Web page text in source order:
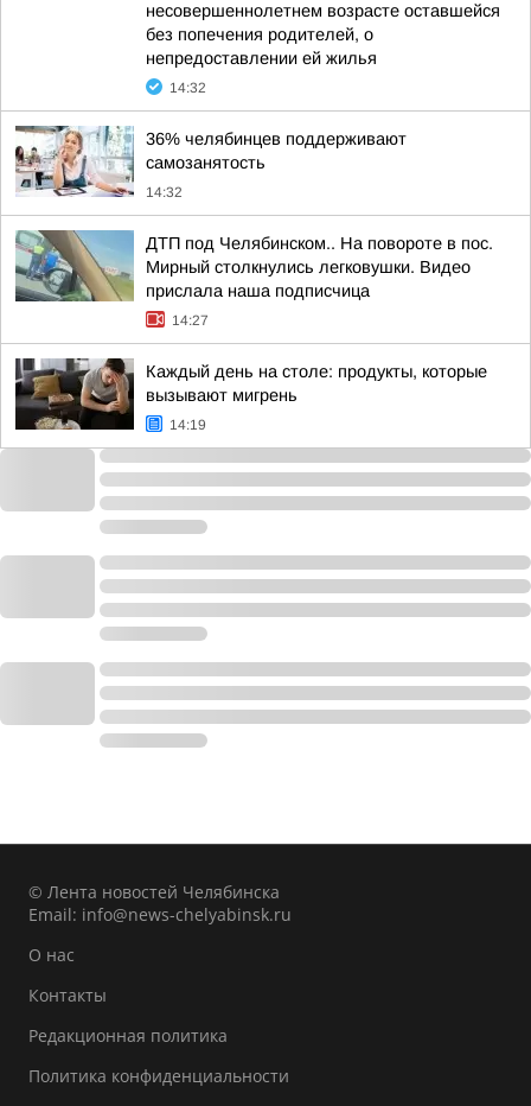
несовершеннолетнем возрасте оставшейся
без попечения родителей, о
непредоставлении ей жилья
14:32
36% челябинцев поддерживают
самозанятость
14:32
ДТП под Челябинском.. На повороте в пос.
Мирный столкнулись легковушки. Видео
прислала наша подписчица
14:27
Каждый день на столе: продукты, которые
вызывают мигрень
14:19
© Лента новостей Челябинска
Email: info@news-chelyabinsk.ru
О нас
Контакты
Редакционная политика
Политика конфиденциальности